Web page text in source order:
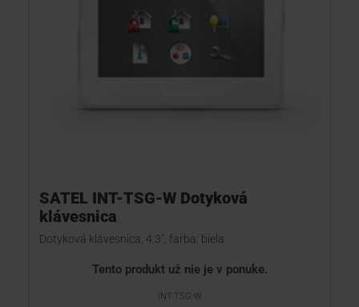
SATEL INT-TSG-W Dotyková
klávesnica
Dotyková klávesnica, 4.3", farba: biela
Tento produkt už nie je v ponuke.
INT-TSG-W